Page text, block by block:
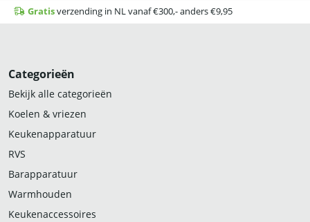
Gratisverzending in NL vanaf €300,- anders €9,95
Categorieën
Bekijk alle categorieën
Koelen & vriezen
Keukenapparatuur
RVS
Barapparatuur
Warmhouden
Keukenaccessoires